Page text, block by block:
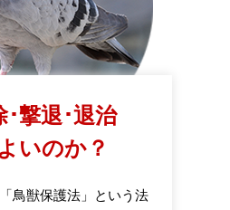
･撃退･退治
いのか？
鳥獣保護法」という法